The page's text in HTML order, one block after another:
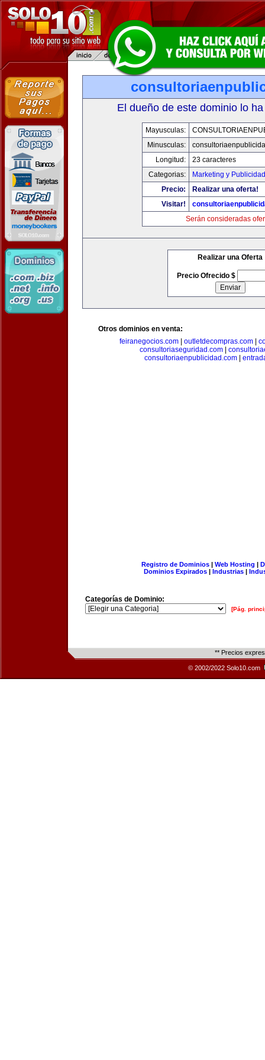
El dueño de este dominio lo
Mayusculas:
Minusculas:
Longitud:
23 caracteres
Categorias:
Marketing y Publicidad
Precio:
Realizar una oferta!
Visitar!
Serán consideradas
Realizar una Oferta
Precio Ofrecido $
Otros dominios en venta:
feiranegocios.com| outletdecompras.com|
consultoriaseguridad.com
consultoriaenpublicidad.com
Registro de Dominios| Web Hosting |
Dominios Expirados | Industrias |
Categorías de Dominio:
[Pág.
** Precios
© 2002/2022 Solo10.com